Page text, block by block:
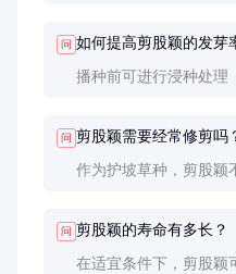
问 如何提高剪股颖的发芽
播种前可进行浸种处理
问 剪股颖需要经常修剪吗
作为护坡草种，剪股颖
问 剪股颖的寿命有多长？
在适宜条件下，剪股颖